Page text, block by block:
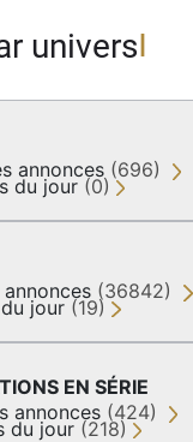
univers
annonces (696)
du jour (0)
(36842)
jour (19)
EN SÉRIE
annonces (424)
du jour (218)